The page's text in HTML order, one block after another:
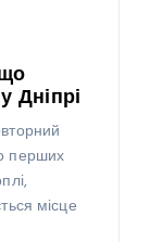
Дніпрі
перших
місце